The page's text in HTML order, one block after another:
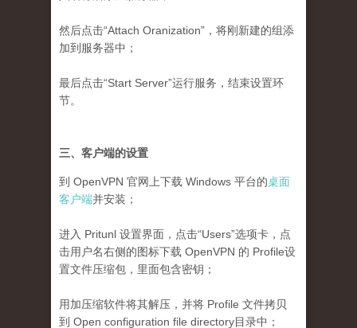
然后点击“Attach Oranization”，将刚新建的组添
加到服务器中；
最后点击“Start Server”运行服务，结束设置环
节。
三、客户端的设置
到 OpenVPN 官网上下载 Windows 平台的桌面
客户端并安装；
进入 Pritunl 设置界面，点击“Users”选项卡，点
击用户名右侧的图标下载 OpenVPN 的 Profile设
置文件压缩包，里面包含密钥；
用加压缩软件将其解压，并将 Profile 文件拷贝
到 Open configuration file directory目录中；